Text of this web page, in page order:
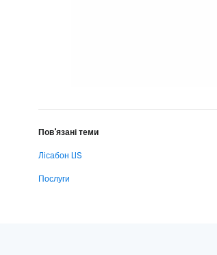
Пов'язані теми
Лісабон LIS
Послуги